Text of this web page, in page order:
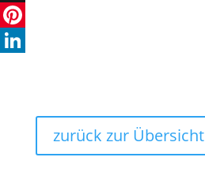
X
Pinterest
zurück zur Übersicht